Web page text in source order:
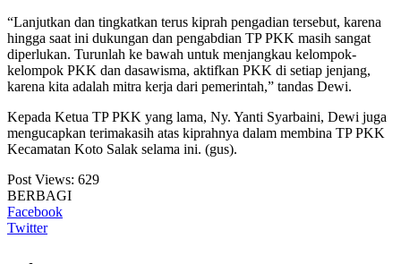
“Lanjutkan dan tingkatkan terus kiprah pengadian tersebut, karena
hingga saat ini dukungan dan pengabdian TP PKK masih sangat
diperlukan. Turunlah ke bawah untuk menjangkau kelompok-
kelompok PKK dan dasawisma, aktifkan PKK di setiap jenjang,
karena kita adalah mitra kerja dari pemerintah,” tandas Dewi.
Kepada Ketua TP PKK yang lama, Ny. Yanti Syarbaini, Dewi juga
mengucapkan terimakasih atas kiprahnya dalam membina TP PKK
Kecamatan Koto Salak selama ini. (gus).
Post Views: 629
BERBAGI
Facebook
Twitter